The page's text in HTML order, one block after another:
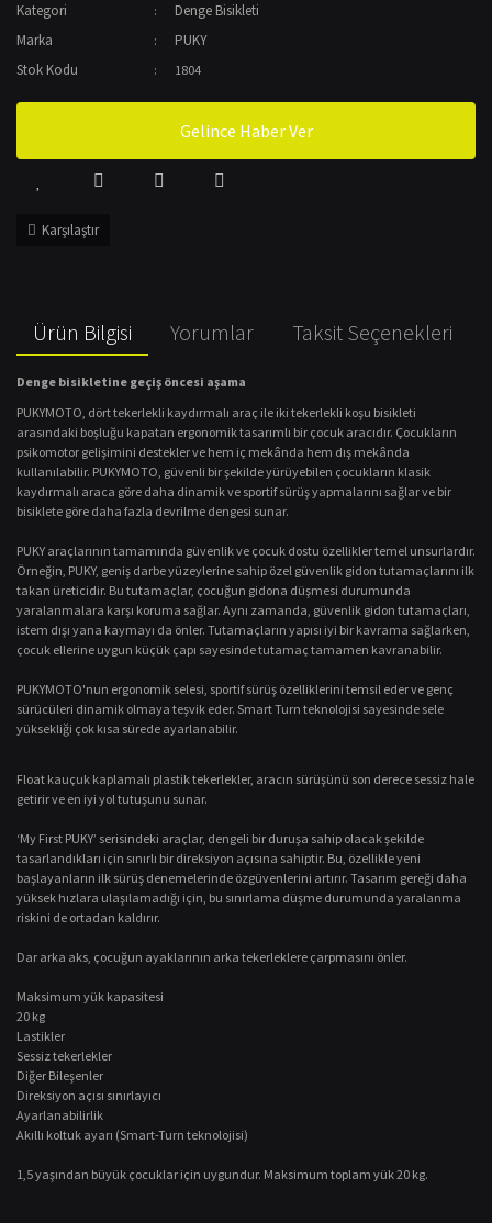
Kategori
Denge Bisikleti
Marka
PUKY
Stok Kodu
1804
Gelince Haber Ver
Karşılaştır
Ürün Bilgisi Yorumlar Taksit Seçenekleri
Denge bisikletine geçiş öncesi aşama
PUKYMOTO, dört tekerlekli kaydırmalı araç ile iki tekerlekli koşu bisikleti
arasındaki boşluğu kapatan ergonomik tasarımlı bir çocuk aracıdır. Çocukların
psikomotor gelişimini destekler ve hem iç mekânda hem dış mekânda
kullanılabilir. PUKYMOTO, güvenli bir şekilde yürüyebilen çocukların klasik
kaydırmalı araca göre daha dinamik ve sportif sürüş yapmalarını sağlar ve bir
bisiklete göre daha fazla devrilme dengesi sunar.
PUKY araçlarının tamamında güvenlik ve çocuk dostu özellikler temel unsurlardır.
Örneğin, PUKY, geniş darbe yüzeylerine sahip özel güvenlik gidon tutamaçlarını ilk
takan üreticidir. Bu tutamaçlar, çocuğun gidona düşmesi durumunda
yaralanmalara karşı koruma sağlar. Aynı zamanda, güvenlik gidon tutamaçları,
istem dışı yana kaymayı da önler. Tutamaçların yapısı iyi bir kavrama sağlarken,
çocuk ellerine uygun küçük çapı sayesinde tutamaç tamamen kavranabilir.
PUKYMOTO'nun ergonomik selesi, sportif sürüş özelliklerini temsil eder ve genç
sürücüleri dinamik olmaya teşvik eder. Smart Turn teknolojisi sayesinde sele
yüksekliği çok kısa sürede ayarlanabilir.
Float kauçuk kaplamalı plastik tekerlekler, aracın sürüşünü son derece sessiz hale
getirir ve en iyi yol tutuşunu sunar.
‘My First PUKY’ serisindeki araçlar, dengeli bir duruşa sahip olacak şekilde
tasarlandıkları için sınırlı bir direksiyon açısına sahiptir. Bu, özellikle yeni
başlayanların ilk sürüş denemelerinde özgüvenlerini artırır. Tasarım gereği daha
yüksek hızlara ulaşılamadığı için, bu sınırlama düşme durumunda yaralanma
riskini de ortadan kaldırır.
Dar arka aks, çocuğun ayaklarının arka tekerleklere çarpmasını önler.
Maksimum yük kapasitesi
20 kg
Lastikler
Sessiz tekerlekler
Diğer Bileşenler
Direksiyon açısı sınırlayıcı
Ayarlanabilirlik
Akıllı koltuk ayarı (Smart-Turn teknolojisi)
1,5 yaşından büyük çocuklar için uygundur. Maksimum toplam yük 20 kg.